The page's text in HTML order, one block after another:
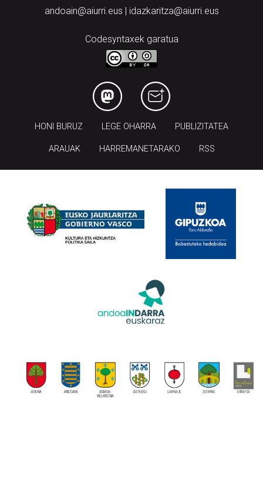
andoain@aiurri.eus | idazkaritza@aiurri.eus
Codesyntaxek garatua
HONI BURUZ LEGE OHARRA PUBLIZITATEA
ARAUAK HARREMANETARAKO RSS